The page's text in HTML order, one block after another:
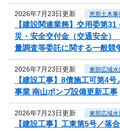
2026年7月23日更新 恵那土木事
【建設関連業務】交用委第
災・安全交付金（交通安全
量調査等委託に関する一般競
2026年7月23日更新 東部広域水
【建設工事】8債施工可第4
事業 南山ポンプ設備更新工事
2026年7月23日更新 東部広域水
【建設工事】工東第5号／落